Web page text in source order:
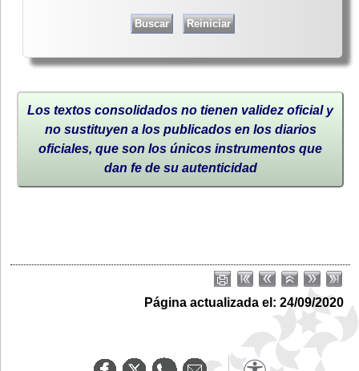
Los textos consolidados no tienen validez oficial y
no sustituyen a los publicados en los diarios
oficiales, que son los únicos instrumentos que
dan fe de su autenticidad
Página actualizada el: 24/09/2020